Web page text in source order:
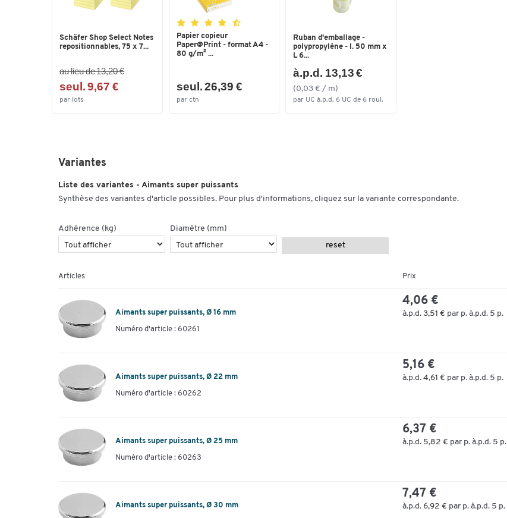
Schäfer Shop Select Notes
repositionnables, 75 x 7...
au lieu de 13,20 €
seul. 9,67 €
par lots
Papier copieur
Paper@Print - format A4 -
80 g/m² ...
seul. 26,39 €
par ctn
Ruban d'emballage -
polypropylène - l. 50 mm x
L 6...
à.p.d. 13,13 €
(0,03 € / m)
par UC à.p.d. 6 UC de 6 roul.
Variantes
Liste des variantes - Aimants super puissants
Synthèse des variantes d'article possibles. Pour plus d'informations, cliquez sur la variante correspondante.
Adhérence (kg)
Diamètre (mm)
reset
Articles Prix
Aimants super puissants, Ø 16 mm
Numéro d'article : 60261
4,06 €
à.p.d. 3,51 € par p. à.p.d. 5 p.
Aimants super puissants, Ø 22 mm
Numéro d'article : 60262
5,16 €
à.p.d. 4,61 € par p. à.p.d. 5 p.
Aimants super puissants, Ø 25 mm
Numéro d'article : 60263
6,37 €
à.p.d. 5,82 € par p. à.p.d. 5 p.
Aimants super puissants, Ø 30 mm
7,47 €
à.p.d. 6,92 € par p. à.p.d. 5 p.